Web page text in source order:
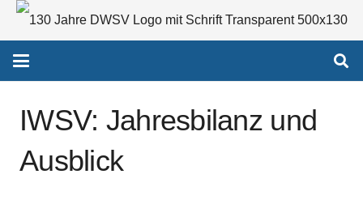
IWSV: Jahresbilanz und
Ausblick